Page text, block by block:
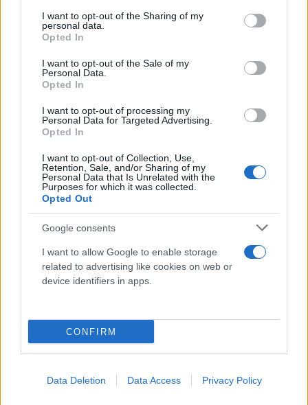
not limited to your visit or usage behaviour. You may click to
grant or deny consent to Google and its third-party tags to
use your data for below specified purposes in below Google
consent section.
I want to opt-out of the Sharing of my
personal data.
Opted In
I want to opt-out of the Sale of my
Personal Data.
Opted In
I want to opt-out of processing my
Personal Data for Targeted Advertising.
Opted In
I want to opt-out of Collection, Use,
Retention, Sale, and/or Sharing of my
Personal Data that Is Unrelated with the
Purposes for which it was collected.
Opted Out
Google consents
I want to allow Google to enable storage
related to advertising like cookies on web or
device identifiers in apps.
CONFIRM
Data Deletion Data Access Privacy Policy
Το τέταρτο θέμα που έθεσαν οι μέτοχοι
μειοψηφίας αφορά την αναβολή ψηφοφορίας για
οικονομικές καταστάσεις και διανομή μερίσματος.
Συγκεκριμένα, στη Γ.Σ. της 26/6, η μειοψηφία
(12,62%, μέσω Kamelia & Kalysta Holdings) πέτυχε
βελτίωση των θεμελιωδών (EBITDA +78% στα 12,6
εκατ. ευρώ επιστροφή σε κερδοφορία). Το θέμα θα
των μετόχων στις 16 Ιουλίου 2026.